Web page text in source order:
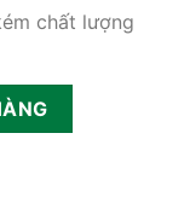
chất lượng
giá rẻ số lượng